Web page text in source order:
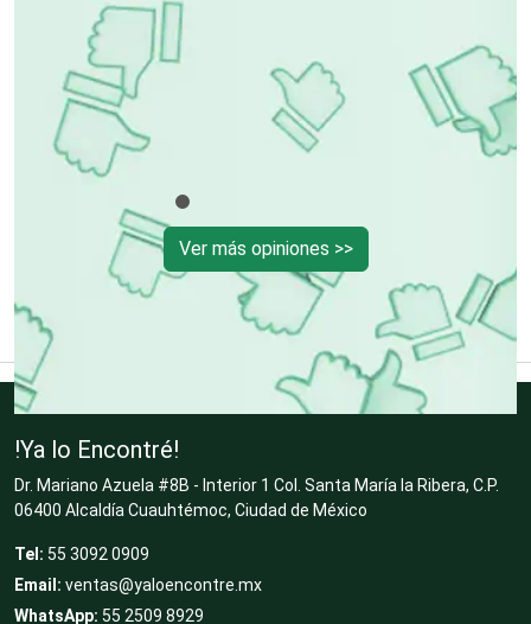
Cibercafés
Clínicas de Belleza
Clínicas de Rehabilitación
Clínicas y Hospitales
Clubes Deportivos
Cocinas Integrales
Combustibles y Lubricantes
Ver más opiniones >>
!Ya lo Encontré!
Dr. Mariano Azuela #8B - Interior 1 Col. Santa María la Ribera, C.P.
06400 Alcaldía Cuauhtémoc, Ciudad de México
Tel: 55 3092 0909
Email: ventas@yaloencontre.mx
WhatsApp: 55 2509 8929